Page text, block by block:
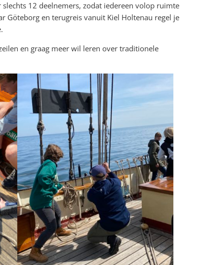
12 deelnemers, zodat iedereen volop ruimte
Göteborg en terugreis vanuit Kiel Holtenau regel je
en graag meer wil leren over traditionele